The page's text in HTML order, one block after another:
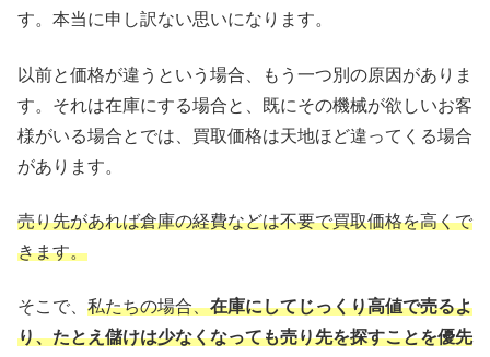
す。本当に申し訳ない思いになります。
以前と価格が違うという場合、もう一つ別の原因がありま
す。それは在庫にする場合と、既にその機械が欲しいお客
様がいる場合とでは、買取価格は天地ほど違ってくる場合
があります。
売り先があれば倉庫の経費などは不要で買取価格を高くで
きます。
そこで、 私たちの場合、在庫にしてじっくり高値で売るよ
り、たとえ儲けは少なくなっても売り先を探すことを優先